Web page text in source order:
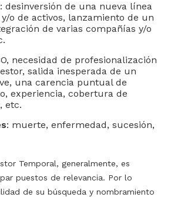
: desinversión de una nueva línea
o de activos, lanzamiento de un
de varias compañías y/o
necesidad de profesionalización
salida inesperada de un
una carencia puntual de
experiencia, cobertura de
etc.
: muerte, enfermedad, sucesión,
Temporal, generalmente, es
puestos de relevancia. Por lo
de su búsqueda y nombramiento